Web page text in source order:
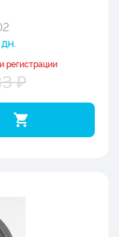
регистрации
₽